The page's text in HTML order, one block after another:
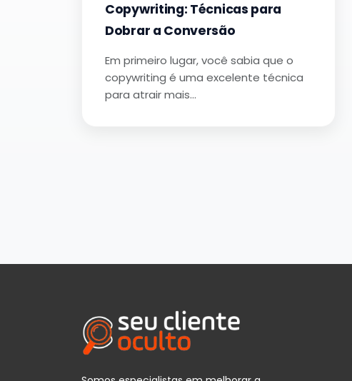
Copywriting: Técnicas para
Dobrar a Conversão
Em primeiro lugar, você sabia que o
copywriting é uma excelente técnica
para atrair mais…